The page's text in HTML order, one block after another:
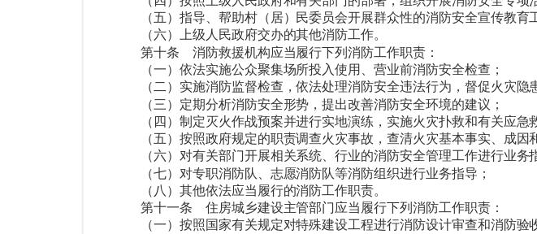
（五）指导、帮助村（居）民委员会开展群众性的消防安全宣传教育
（六）上级人民政府交办的其他消防工作。
第十条 消防救援机构应当履行下列消防工作职责：
（一）依法实施公众聚集场所投入使用、营业前消防安全检查；
（二）实施消防监督检查，依法处理消防安全违法行为，督促火灾隐
（三）定期分析消防安全形势，提出改善消防安全环境的建议；
（四）制定灭火作战预案并进行实地演练，实施火灾扑救和有关应急
（五）按照政府规定的职责调查火灾事故，查清火灾基本事实、成因
（六）对有关部门开展相关系统、行业的消防安全管理工作进行业务
（七）对专职消防队、志愿消防队等消防组织进行业务指导；
（八）其他依法应当履行的消防工作职责。
第十一条 住房城乡建设主管部门应当履行下列消防工作职责：
（一）按照国家有关规定对特殊建设工程进行消防设计审查和消防验